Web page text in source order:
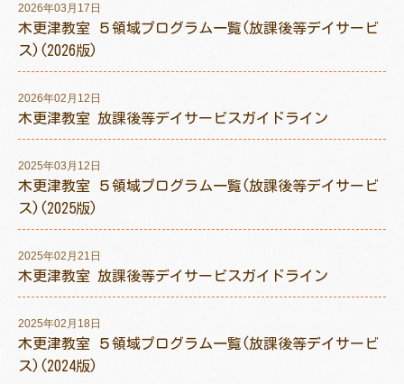
教室一覧
2026年03月17日
木更津教室 ５領域プログラム一覧(放課後等デイサービ
ス)(2026版)
2026年02月12日
木更津教室 放課後等デイサービスガイドライン
2025年03月12日
木更津教室 ５領域プログラム一覧(放課後等デイサービ
ス)(2025版)
2025年02月21日
木更津教室 放課後等デイサービスガイドライン
2025年02月18日
木更津教室 ５領域プログラム一覧(放課後等デイサービ
ス)(2024版)